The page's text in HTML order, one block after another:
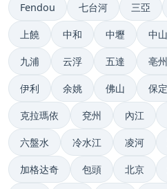
Fendou 七台河 三亞
上饒 中和 中壢 中山
九浦 云浮 五達 亳州
伊利 余姚 佛山 保定
克拉瑪依 兗州 內江
六盤水 冷水江 凌河
加格达奇 包頭 北京